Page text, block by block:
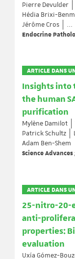
Pierre Devulder
Hédia Brixi-
Jérôme Cros
...
Endocrine
ARTICLE DANS
Insights into
the human
purification
Mylène Damilot
Patrick Schultz
Adam Ben-Shem
Science
ARTICLE DANS
25-nitro-20-
anti-
properties:
evaluation
Uxía Gómez-